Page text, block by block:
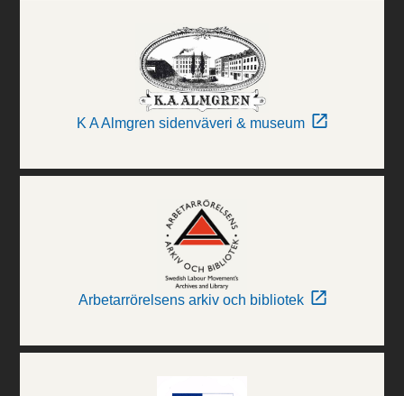
K A Almgren sidenväveri & museum
Arbetarrörelsens arkiv och bibliotek